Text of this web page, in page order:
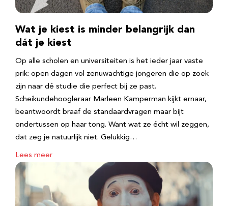
Wat je kiest is minder belangrijk dan
dát je kiest
Op alle scholen en universiteiten is het ieder jaar vaste
prik: open dagen vol zenuwachtige jongeren die op zoek
zijn naar dé studie die perfect bij ze past.
Scheikundehoogleraar Marleen Kamperman kijkt ernaar,
beantwoordt braaf de standaardvragen maar bijt
ondertussen op haar tong. Want wat ze écht wil zeggen,
dat zeg je natuurlijk niet. Gelukkig…
Lees meer